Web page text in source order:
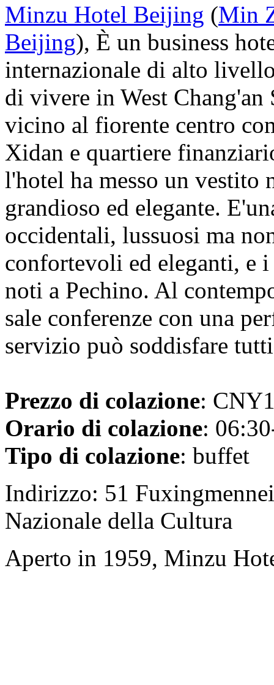
Minzu Hotel Beijing (Min
Beijing), È un business
internazionale di alto
di vivere in West Chang'an
vicino al fiorente centro
Xidan e quartiere
l'hotel ha messo un vestito
grandioso ed elegante.
occidentali, lussuosi ma
confortevoli ed eleganti, e
noti a Pechino. Al
sale conferenze con una
servizio può soddisfare
Prezzo di colazione:
Orario di colazione:
Tipo di colazione: buffet
Indirizzo: 51
Nazionale della Cultura
Aperto in 1959, Minzu